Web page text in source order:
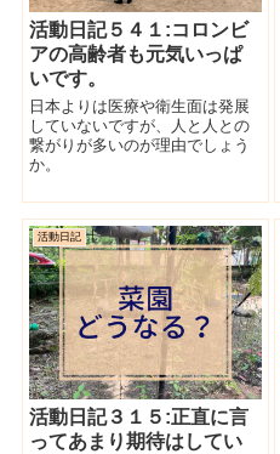
活動日記５４１:コロンビ
アの高齢者も元気いっぱ
いです。
日本よりは医療や衛生面は発展
していないですが、人と人との
繋がりが多いのが理由でしょう
か。
活動日記
活動日記３１５:正直に言
ってあまり期待はしてい